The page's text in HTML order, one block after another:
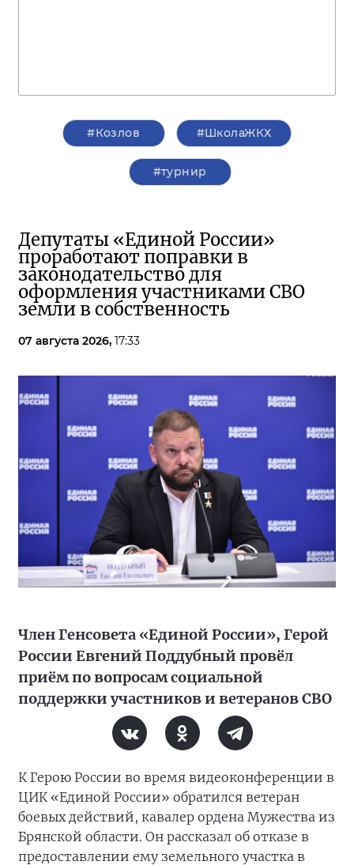
#Козлов #ШколаЖКХ
#турнир
Депутаты «Единой России»
проработают поправки в
законодательство для
оформления участниками СВО
земли в собственность
07 августа 2026, 17:33
Член Генсовета «Единой России», Герой
России Евгений Поддубный провёл
приём по вопросам социальной
поддержки участников и ветеранов СВО
К Герою России во время видеоконференции в
ЦИК «Единой России» обратился ветеран
боевых действий, кавалер ордена Мужества из
Брянской области. Он рассказал об отказе в
предоставлении ему земельного участка в